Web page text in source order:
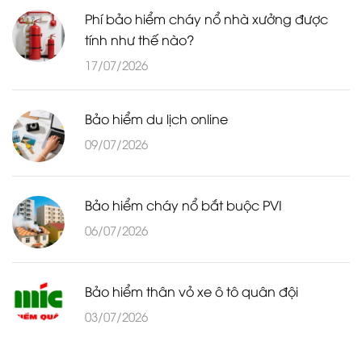
Phí bảo hiểm cháy nổ nhà xưởng được
tính như thế nào?
17/07/2026
Bảo hiểm du lịch online
09/07/2026
Bảo hiểm cháy nổ bắt buộc PVI
06/07/2026
Bảo hiểm thân vỏ xe ô tô quân đội
03/07/2026